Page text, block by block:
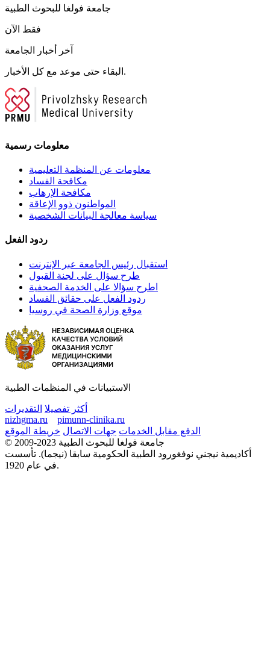
جامعة فولغا للبحوث الطبية
فقط الآن
آخر أخبار الجامعة
البقاء حتى موعد مع كل الأخبار.
معلومات رسمية
معلومات عن المنظمة التعليمية
مكافحة الفساد
مكافحة الإرهاب
المواطنون ذوو الإعاقة
سياسة معالجة البيانات الشخصية
ردود الفعل
استقبال رئيس الجامعة عبر الإنترنت
طرح سؤال على لجنة القبول
اطرح سؤالا على الخدمة الصحفية
ردود الفعل على حقائق الفساد
موقع وزارة الصحة في روسيا
الاستبيانات في المنظمات الطبية
أكثر تفصيلا التقديرات
nizhgma.ru
pimunn-clinika.ru
الدفع مقابل الخدمات جهات الاتصال خريطة الموقع
© 2009-2023 جامعة فولغا للبحوث الطبية
أكاديمية نيجني نوفغورود الطبية الحكومية سابقا (نيجما). تأسست
في عام 1920.